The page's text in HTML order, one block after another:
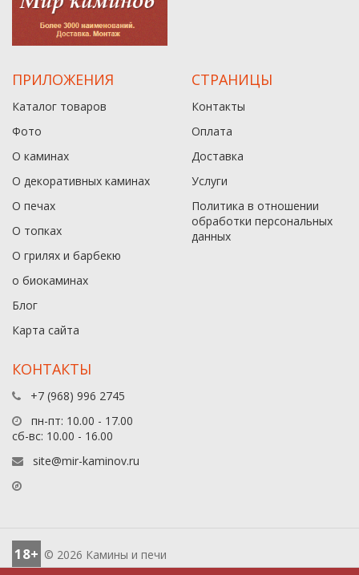
ПРИЛОЖЕНИЯ
Каталог товаров
Фото
О каминах
О декоративных каминах
О печах
О топках
О грилях и барбекю
о биокаминах
Блог
Карта сайта
СТРАНИЦЫ
Контакты
Оплата
Доставка
Услуги
Политика в отношении
обработки персональных
данныx
КОНТАКТЫ
+7 (968) 996 2745
пн-пт: 10.00 - 17.00
сб-вс: 10.00 - 16.00
site@mir-kaminov.ru
18+ © 2026 Камины и печи